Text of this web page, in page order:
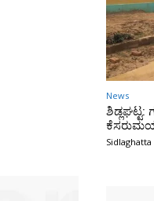
News
ಶಿಡ್ಲಘಟ್ಟ: